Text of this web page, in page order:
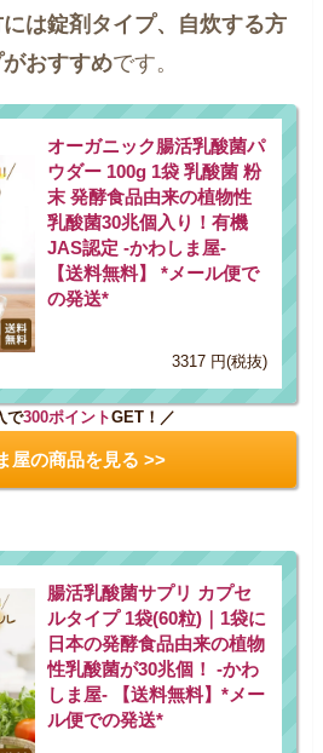
は錠剤タイプ、自炊する方
おすすめです。
オーガニック腸活乳酸菌パ
ウダー 100g 1袋 乳酸菌 粉
末 発酵食品由来の植物性
乳酸菌30兆個入り！有機
JAS認定 -かわしま屋-
【送料無料】 *メール便で
の発送*
3317 円(税抜)
で300ポイントGET！／
屋の商品を見る >>
腸活乳酸菌サプリ カプセ
ルタイプ 1袋(60粒)｜1袋に
日本の発酵食品由来の植物
性乳酸菌が30兆個！ -かわ
しま屋- 【送料無料】*メー
ル便での発送*